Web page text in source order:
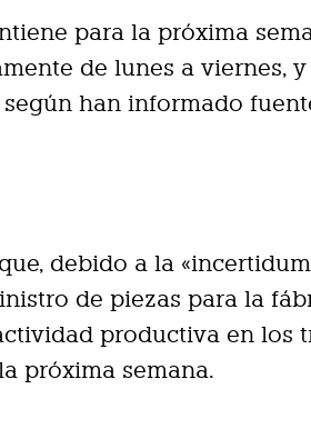
para la próxima
de lunes a viernes, y
han informado
debido a la
de piezas para la
productiva en los
próxima semana.